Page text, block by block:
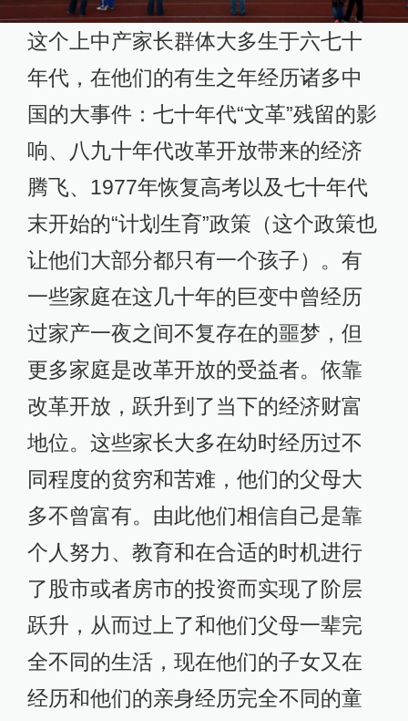
这个上中产家长群体大多生于六七十
年代，在他们的有生之年经历诸多中
国的大事件：七十年代“文革”残留的影
响、八九十年代改革开放带来的经济
腾飞、1977年恢复高考以及七十年代
末开始的“计划生育”政策（这个政策也
让他们大部分都只有一个孩子）。有
一些家庭在这几十年的巨变中曾经历
过家产一夜之间不复存在的噩梦，但
更多家庭是改革开放的受益者。依靠
改革开放，跃升到了当下的经济财富
地位。这些家长大多在幼时经历过不
同程度的贫穷和苦难，他们的父母大
多不曾富有。由此他们相信自己是靠
个人努力、教育和在合适的时机进行
了股市或者房市的投资而实现了阶层
跃升，从而过上了和他们父母一辈完
全不同的生活，现在他们的子女又在
经历和他们的亲身经历完全不同的童